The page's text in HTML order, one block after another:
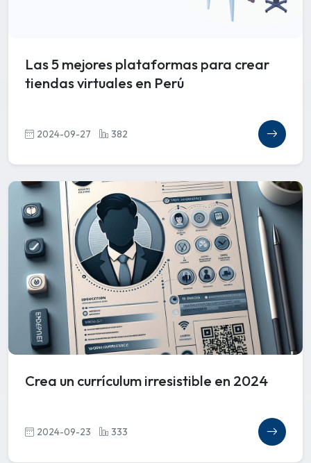
Las 5 mejores plataformas para crear
tiendas virtuales en Perú
2024-09-27 382
Crea un currículum irresistible en 2024
2024-09-23 333